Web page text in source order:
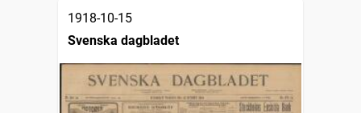
1918-10-15
Svenska dagbladet